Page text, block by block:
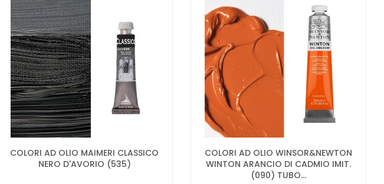
COLORI AD OLIO MAIMERI CLASSICO
NERO D'AVORIO (535)
COLORI AD OLIO WINSOR&NEWTON
WINTON ARANCIO DI CADMIO IMIT.
(090) TUBO...